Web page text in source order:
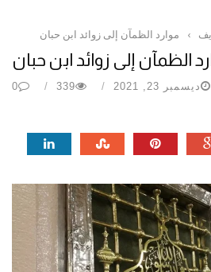
› موارد الظمآن إلى زوائد ابن حبان
الظمآن إلى زوائد ابن حبان
ديسمبر 23, 2021 339
0